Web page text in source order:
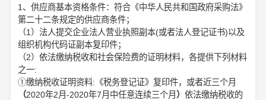
1、供应商基本资格条件：符合《中华人民共和国政府采购法》
第二十二条规定的供应商条件；
（1）法人提交企业法人营业执照副本(或者法人登记证书)以及
组织机构代码证副本复印件；
（2）依法缴纳税收和社会保险费的证明材料，各提供下列材料
之一:
①缴纳税收证明资料:《税务登记证》复印件，或者近三个月
（2020年2月-2020年7月中任意连续三个月 ）依法缴纳税收的